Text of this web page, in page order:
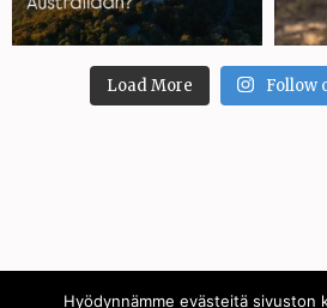
Load More Follow
Hyödynnämme evästeitä sivuston